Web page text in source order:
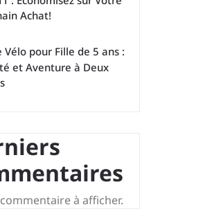
Achat!
Vélo pour Fille de 5 ans :
et Aventure à Deux
à afficher.